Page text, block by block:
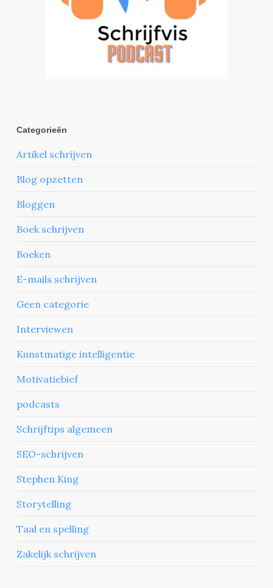
Categorieën
Artikel schrijven
Blog opzetten
Bloggen
Boek schrijven
Boeken
E-mails schrijven
Geen categorie
Interviewen
Kunstmatige intelligentie
Motivatiebief
podcasts
Schrijftips algemeen
SEO-schrijven
Stephen King
Storytelling
Taal en spelling
Zakelijk schrijven